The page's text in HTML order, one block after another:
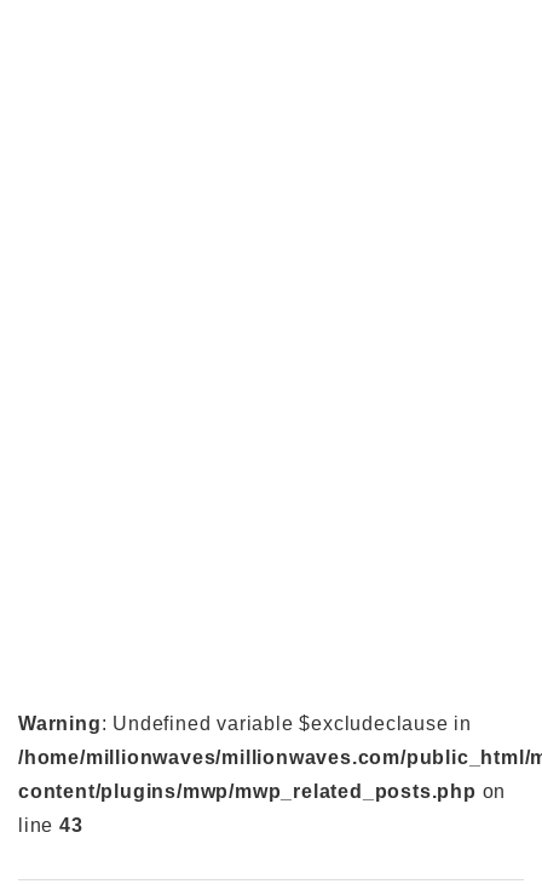
Warning: Undefined variable $excludeclause in
/home/millionwaves/millionwaves.com/public_html/
content/plugins/mwp/mwp_related_posts.php on
line 43